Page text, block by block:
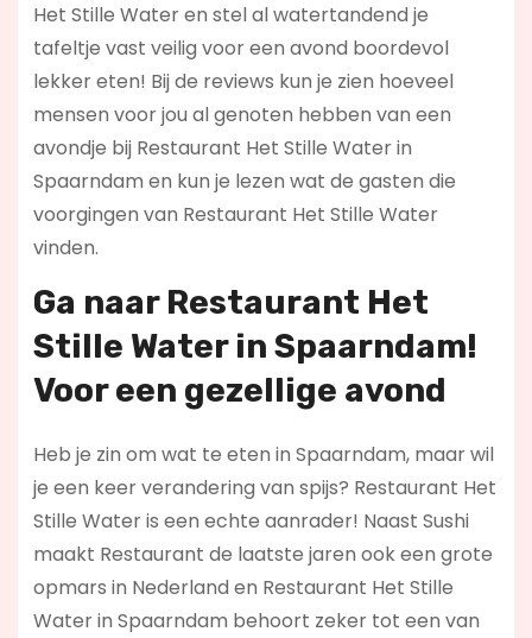
Het Stille Water en stel al watertandend je
tafeltje vast veilig voor een avond boordevol
lekker eten! Bij de reviews kun je zien hoeveel
mensen voor jou al genoten hebben van een
avondje bij Restaurant Het Stille Water in
Spaarndam en kun je lezen wat de gasten die
voorgingen van Restaurant Het Stille Water
vinden.
Ga naar Restaurant Het
Stille Water in Spaarndam!
Voor een gezellige avond
Heb je zin om wat te eten in Spaarndam, maar wil
je een keer verandering van spijs? Restaurant Het
Stille Water is een echte aanrader! Naast Sushi
maakt Restaurant de laatste jaren ook een grote
opmars in Nederland en Restaurant Het Stille
Water in Spaarndam behoort zeker tot een van